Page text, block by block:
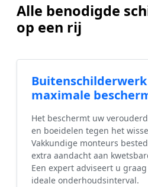
Alle benodigde
op een rij
maximale
Het beschermt uw
en boeidelen tegen het
Vakkundige monteurs
extra aandacht aan
Een expert adviseert u
ideale onderhoudsinterval.